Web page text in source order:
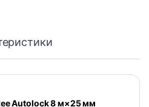
Autolock 8 м×25 мм